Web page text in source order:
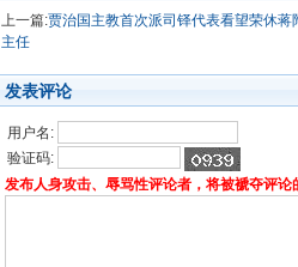
上一篇:贾治国主教首次派司铎代表看望荣休蒋
主任
发表评论
用户名:
验证码:
发布人身攻击、辱骂性评论者，将被褫夺评论